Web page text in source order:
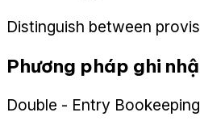
Distinguish between
Phương pháp ghi
Double - Entry Bookeeping